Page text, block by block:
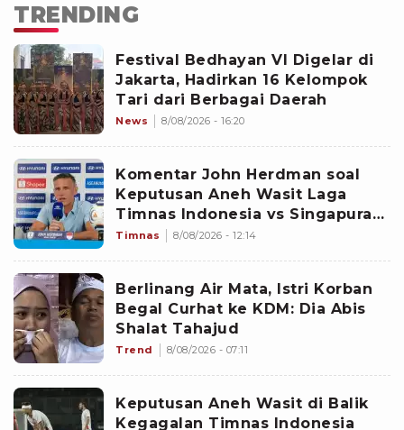
TRENDING
Festival Bedhayan VI Digelar di
Jakarta, Hadirkan 16 Kelompok
Tari dari Berbagai Daerah
News 8/08/2026 - 16:20
Komentar John Herdman soal
Keputusan Aneh Wasit Laga
Timnas Indonesia vs Singapura
di Piala AFF 2026: Percuma
Timnas 8/08/2026 - 12:14
Berlinang Air Mata, Istri Korban
Begal Curhat ke KDM: Dia Abis
Shalat Tahajud
Trend 8/08/2026 - 07:11
Keputusan Aneh Wasit di Balik
Kegagalan Timnas Indonesia